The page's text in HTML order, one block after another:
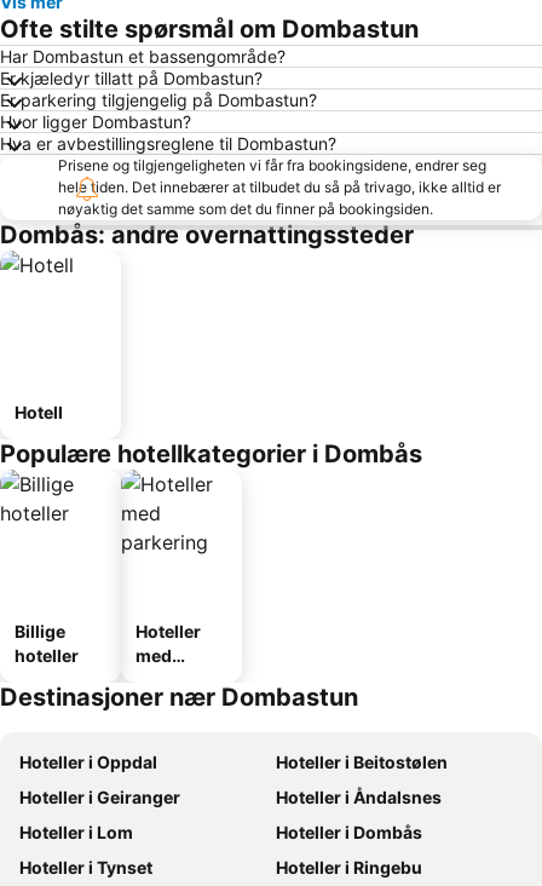
Ofte stilte spørsmål om Dombastun
Har Dombastun et bassengområde?
Er kjæledyr tillatt på Dombastun?
Er parkering tilgjengelig på Dombastun?
Hvor ligger Dombastun?
Hva er avbestillingsreglene til Dombastun?
Prisene og tilgjengeligheten vi får fra bookingsidene, endrer seg
hele tiden. Det innebærer at tilbudet du så på trivago, ikke alltid er
nøyaktig det samme som det du finner på bookingsiden.
Dombås: andre overnattingssteder
Hotell
Populære hotellkategorier i Dombås
Billige
hoteller
Hoteller
med
Destinasjoner nær Dombastun
Hoteller i Oppdal
Hoteller i Beitostølen
Hoteller i Geiranger
Hoteller i Åndalsnes
Hoteller i Lom
Hoteller i Dombås
Hoteller i Tynset
Hoteller i Ringebu